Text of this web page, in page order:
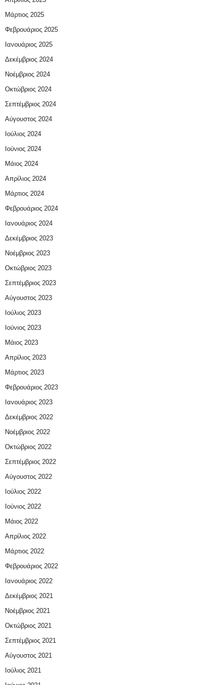
Μάρτιος 2025
Φεβρουάριος 2025
Ιανουάριος 2025
Δεκέμβριος 2024
Νοέμβριος 2024
Οκτώβριος 2024
Σεπτέμβριος 2024
Αύγουστος 2024
Ιούλιος 2024
Ιούνιος 2024
Μάιος 2024
Απρίλιος 2024
Μάρτιος 2024
Φεβρουάριος 2024
Ιανουάριος 2024
Δεκέμβριος 2023
Νοέμβριος 2023
Οκτώβριος 2023
Σεπτέμβριος 2023
Αύγουστος 2023
Ιούλιος 2023
Ιούνιος 2023
Μάιος 2023
Απρίλιος 2023
Μάρτιος 2023
Φεβρουάριος 2023
Ιανουάριος 2023
Δεκέμβριος 2022
Νοέμβριος 2022
Οκτώβριος 2022
Σεπτέμβριος 2022
Αύγουστος 2022
Ιούλιος 2022
Ιούνιος 2022
Μάιος 2022
Απρίλιος 2022
Μάρτιος 2022
Φεβρουάριος 2022
Ιανουάριος 2022
Δεκέμβριος 2021
Νοέμβριος 2021
Οκτώβριος 2021
Σεπτέμβριος 2021
Αύγουστος 2021
Ιούλιος 2021